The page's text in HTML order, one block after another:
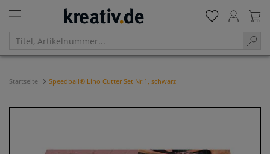
Startseite Speedball® Lino Cutter Set Nr.1, schwarz